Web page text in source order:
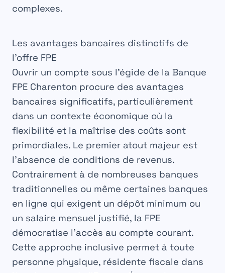
complexes.
Les avantages bancaires distinctifs de
l’offre FPE
Ouvrir un compte sous l’égide de la Banque
FPE Charenton procure des avantages
bancaires significatifs, particulièrement
dans un contexte économique où la
flexibilité et la maîtrise des coûts sont
primordiales. Le premier atout majeur est
l’absence de conditions de revenus.
Contrairement à de nombreuses banques
traditionnelles ou même certaines banques
en ligne qui exigent un dépôt minimum ou
un salaire mensuel justifié, la FPE
démocratise l’accès au compte courant.
Cette approche inclusive permet à toute
personne physique, résidente fiscale dans